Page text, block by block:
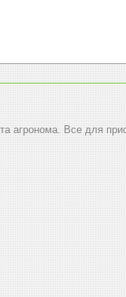
агронома. Все для